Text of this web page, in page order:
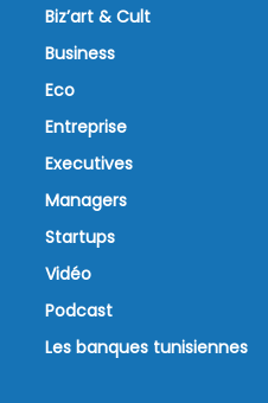
Biz’art & Cult
Business
Eco
Entreprise
Executives
Managers
Startups
Vidéo
Podcast
Les banques tunisiennes